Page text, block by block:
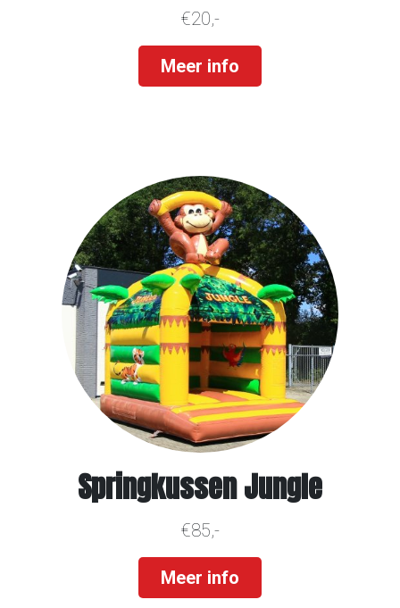
€20,-
Meer info
Springkussen Jungle
€85,-
Meer info